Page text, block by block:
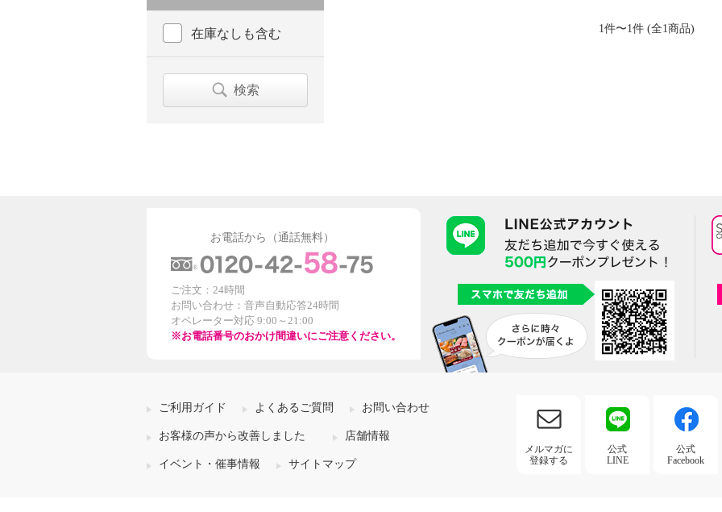
1件〜1件 (全1商品)
在庫なしも含む
検索
お電話から（通話無料）
ご注文：24時間
お問い合わせ：音声自動応答24時間
オペレーター対応 9:00～21:00
※お電話番号のおかけ間違いにご注意ください。
ご利用ガイド よくあるご質問 お問い合わせ
お客様の声から改善しました 店舗情報
イベント・催事情報 サイトマップ
メルマガに
登録する
公式
LINE
公式
Facebook